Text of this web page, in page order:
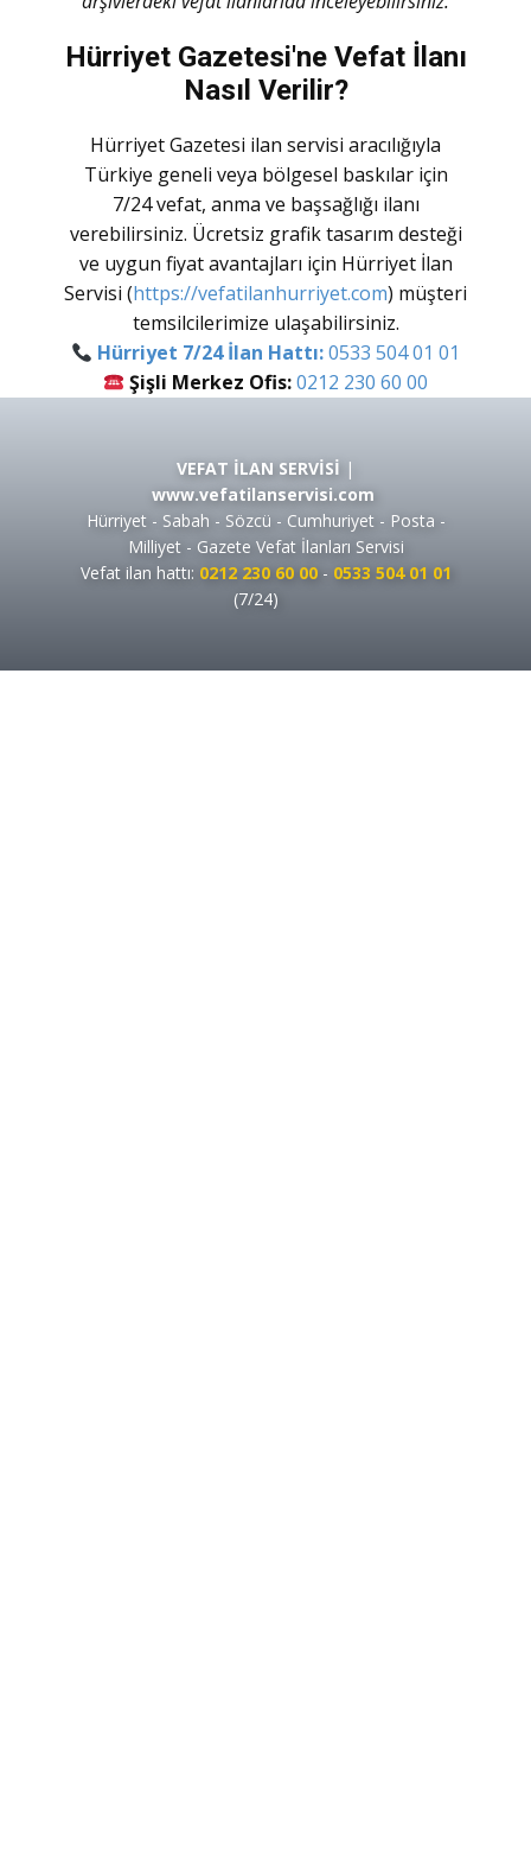
Hürriyet Gazetesi'ne Vefat İlanı
Nasıl Verilir?
Hürriyet Gazetesi ilan servisi aracılığıyla
Türkiye geneli veya bölgesel baskılar için
7/24 vefat, anma ve başsağlığı ilanı
verebilirsiniz. Ücretsiz grafik tasarım desteği
ve uygun fiyat avantajları için Hürriyet İlan
Servisi (https://vefatilanhurriyet.com) müşteri
temsilcilerimize ulaşabilirsiniz.
Hürriyet 7/24 İlan Hattı:0533 504 01 01
Şişli Merkez Ofis:0212 230 60 00
VEFAT İLAN SERVİSİ |
www.vefatilanservisi.com
Hürriyet - Sabah - Sözcü - Cumhuriyet - Posta -
Milliyet - Gazete Vefat İlanları Servisi
Vefat ilan hattı: 0212 230 60 00 - 0533 504 01 01
(7/24)